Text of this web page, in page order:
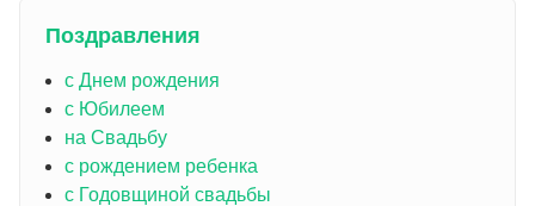
Поздравления
с Днем рождения
с Юбилеем
на Свадьбу
с рождением ребенка
с Годовщиной свадьбы